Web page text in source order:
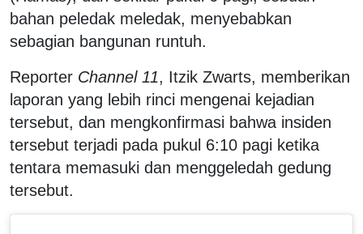
bahan peledak meledak, menyebabkan
sebagian bangunan runtuh.
Reporter Channel 11, Itzik Zwarts, memberikan
laporan yang lebih rinci mengenai kejadian
tersebut, dan mengkonfirmasi bahwa insiden
tersebut terjadi pada pukul 6:10 pagi ketika
tentara memasuki dan menggeledah gedung
tersebut.